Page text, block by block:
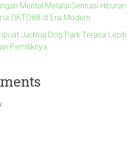
Mental Melalui Sensasi Hiburan
OKTO88 di Era Modern
Jadwal Dog Park Terasa Lebih
Pemiliknya